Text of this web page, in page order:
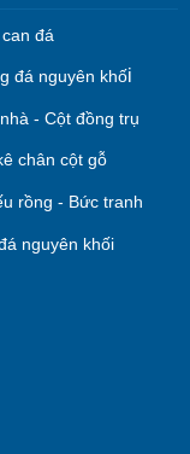
đá
đá nguyên khối
- Cột đồng trụ
chân cột gỗ
rồng - Bức tranh
nguyên khối